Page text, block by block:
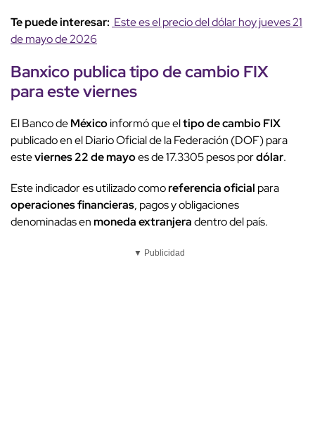
Te puede interesar: Este es el precio del dólar hoy jueves 21
de mayo de 2026
Banxicopublicatipo de cambioFIX
para este viernes
El Banco deMéxicoinformó que eltipo de cambioFIX
publicado en el Diario Oficial de la Federación (DOF) para
esteviernes 22 de mayoes de 17.3305 pesos pordólar.
Este indicador es utilizado comoreferencia oficial para
operaciones financieras, pagos y obligaciones
denominadas enmoneda extranjeradentro del país.
▼ Publicidad